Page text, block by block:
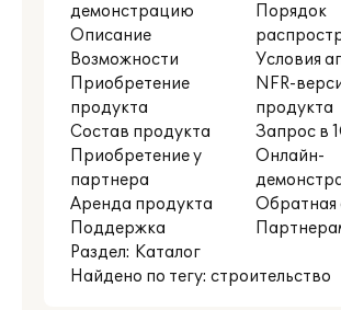
демонстрацию
Описание
Возможности
Приобретение
продукта
Состав продукта
Приобретение у
партнера
Аренда продукта
Поддержка
Порядок
Условия
NFR-
продукта
Запрос в
Онлайн-
Обратная
Раздел: Каталог
Найдено по тегу: строительство